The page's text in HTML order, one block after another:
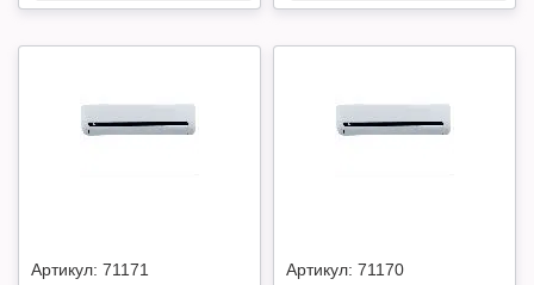
Артикул: 71171 Артикул: 71170